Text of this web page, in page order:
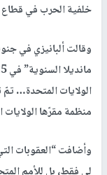
خلفية الحرب في قطاع
وقالت ألبانيزي في
الولايات المتحدة…
منظمة مقرّها الولايات
وأضافت “العقوبات